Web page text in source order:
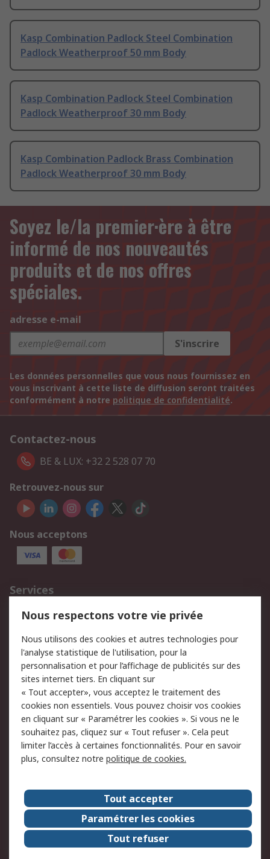
Kasp Combination Padlock Steel Combination
Padlock Weatherproof 50 mm Body
Kasp Combination Padlock Steel Combination
Padlock Weatherproof 30 mm Body
Kasp Combination Padlock Brass Combination
Padlock Weatherproof 30 mm Body
Soyez le/la premier·ère à être
informé de nos nouveautés
produits et de nos offres
spéciales.
adresse e-mail
S'inscrire
Les données personnelles que vous nous fournissez en
vous inscrivant à cette liste de diffusion seront traitées
conformément à notre politique de confidentialité.
Contactez-nous
BE & LUX: +32 2 528 07 70
Retrouvez-nous sur
Nous acceptons
Services
750.000 produits
2.500 marques
Retours
Support technique
Track & trace
Legal
Politique de cookies
Sécurité des e-mails
Politique de protection
des données - Mise à
jour
Conditions générales
de vente
A propos de RS
Le groupe RS Group
A propos de RS
RS dans le monde
Travaillez chez RS
ESG
Nous respectons votre vie privée
Nous utilisons des cookies et autres technologies pour
l'analyse statistique de l'utilisation, pour la
personnalisation et pour l’affichage de publicités sur des
sites internet tiers. En cliquant sur
« Tout accepter», vous acceptez le traitement des
cookies non essentiels. Vous pouvez choisir vos cookies
en cliquant sur « Paramétrer les cookies ». Si vous ne le
souhaitez pas, cliquez sur « Tout refuser ». Cela peut
limiter l’accès à certaines fonctionnalités. Pour en savoir
plus, consultez notre politique de cookies.
Tout accepter
Paramétrer les cookies
Tout refuser